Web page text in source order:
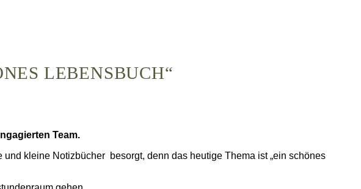
LEBENSBUCH“
Team.
kleine Notizbücher besorgt, denn das heutige Thema ist „ein schönes